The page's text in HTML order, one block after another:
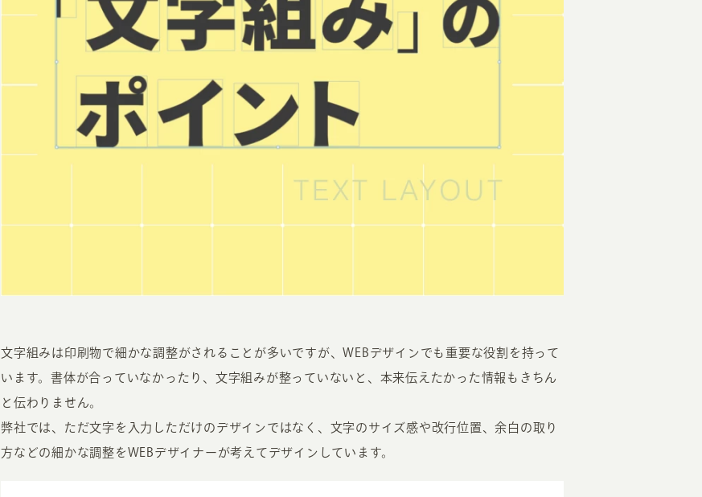
INFORMATION
ホーム
制作実績
ホームページ集客の重要性
CREATION
クライアント専属チームによる戦略会議
WEB専門のライターがすべての原稿を執筆
文字組みは印刷物で細かな調整がされることが多いですが、WEBデザインでも重要な役割を持って
います。書体が合っていなかったり、文字組みが整っていないと、本来伝えたかった情報もきちん
と伝わりません。
弊社では、ただ文字を入力しただけのデザインではなく、文字のサイズ感や改行位置、余白の取り
方などの細かな調整をWEBデザイナーが考えてデザインしています。